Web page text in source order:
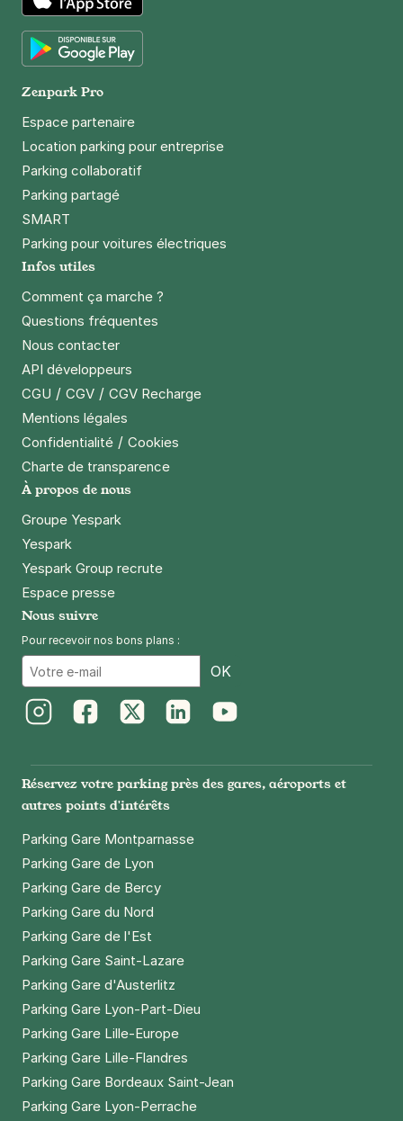
App Store
Zenpark Pro
Espace partenaire
Location parking pour entreprise
Parking collaboratif
Parking partagé
SMART
Parking pour voitures électriques
Infos utiles
Comment ça marche ?
Questions fréquentes
Nous contacter
API développeurs
CGU / CGV / CGV Recharge
Mentions légales
Confidentialité / Cookies
Charte de transparence
À propos de nous
Groupe Yespark
Yespark
Yespark Group recrute
Espace presse
Nous suivre
Pour recevoir nos bons plans :
OK
Réservez votre parking près des gares, aéroports et
autres points d'intérêts
Parking Gare Montparnasse
Parking Gare de Lyon
Parking Gare de Bercy
Parking Gare du Nord
Parking Gare de l'Est
Parking Gare Saint-Lazare
Parking Gare d'Austerlitz
Parking Gare Lyon-Part-Dieu
Parking Gare Lille-Europe
Parking Gare Lille-Flandres
Parking Gare Bordeaux Saint-Jean
Parking Gare Lyon-Perrache